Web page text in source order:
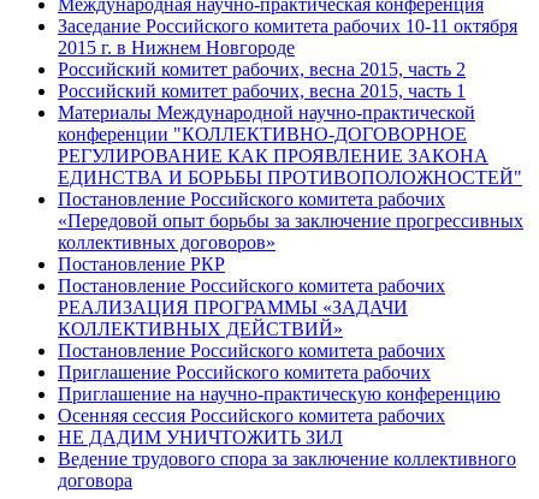
Заседание Российского комитета рабочих 10-11 октября
2015 г. в Нижнем Новгороде
Российский комитет рабочих, весна 2015, часть 2
Российский комитет рабочих, весна 2015, часть 1
Материалы Международной научно-практической
конференции "КОЛЛЕКТИВНО-ДОГОВОРНОЕ
РЕГУЛИРОВАНИЕ КАК ПРОЯВЛЕНИЕ ЗАКОНА
ЕДИНСТВА И БОРЬБЫ ПРОТИВОПОЛОЖНОСТЕЙ"
Постановление Российского комитета рабочих
«Передовой опыт борьбы за заключение прогрессивных
коллективных договоров»
Постановление РКР
Постановление Российского комитета рабочих
РЕАЛИЗАЦИЯ ПРОГРАММЫ «ЗАДАЧИ
КОЛЛЕКТИВНЫХ ДЕЙСТВИЙ»
Постановление Российского комитета рабочих
Приглашение Российского комитета рабочих
Приглашение на научно-практическую конференцию
Осенняя сессия Российского комитета рабочих
НЕ ДАДИМ УНИЧТОЖИТЬ ЗИЛ
Ведение трудового спора за заключение коллективного
договора